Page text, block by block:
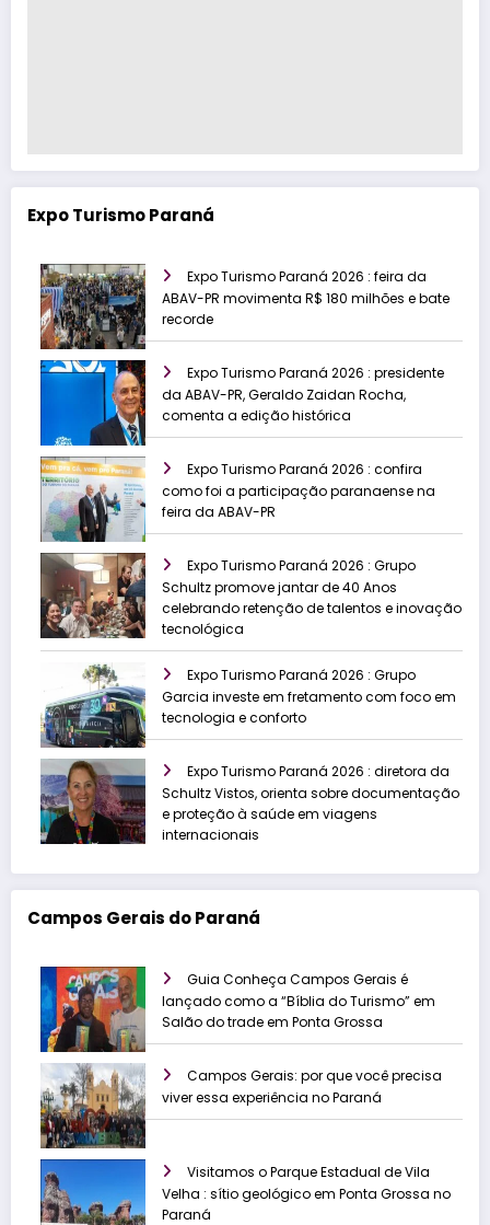
Expo Turismo Paraná
Expo Turismo Paraná 2026 : feira da
ABAV-PR movimenta R$ 180 milhões e bate
recorde
Expo Turismo Paraná 2026 : presidente
da ABAV-PR, Geraldo Zaidan Rocha,
comenta a edição histórica
Expo Turismo Paraná 2026 : confira
como foi a participação paranaense na
feira da ABAV-PR
Expo Turismo Paraná 2026 : Grupo
Schultz promove jantar de 40 Anos
celebrando retenção de talentos e inovação
tecnológica
Expo Turismo Paraná 2026 : Grupo
Garcia investe em fretamento com foco em
tecnologia e conforto
Expo Turismo Paraná 2026 : diretora da
Schultz Vistos, orienta sobre documentação
e proteção à saúde em viagens
internacionais
Campos Gerais do Paraná
Guia Conheça Campos Gerais é
lançado como a “Bíblia do Turismo” em
Salão do trade em Ponta Grossa
Campos Gerais: por que você precisa
viver essa experiência no Paraná
Visitamos o Parque Estadual de Vila
Velha : sítio geológico em Ponta Grossa no
Paraná